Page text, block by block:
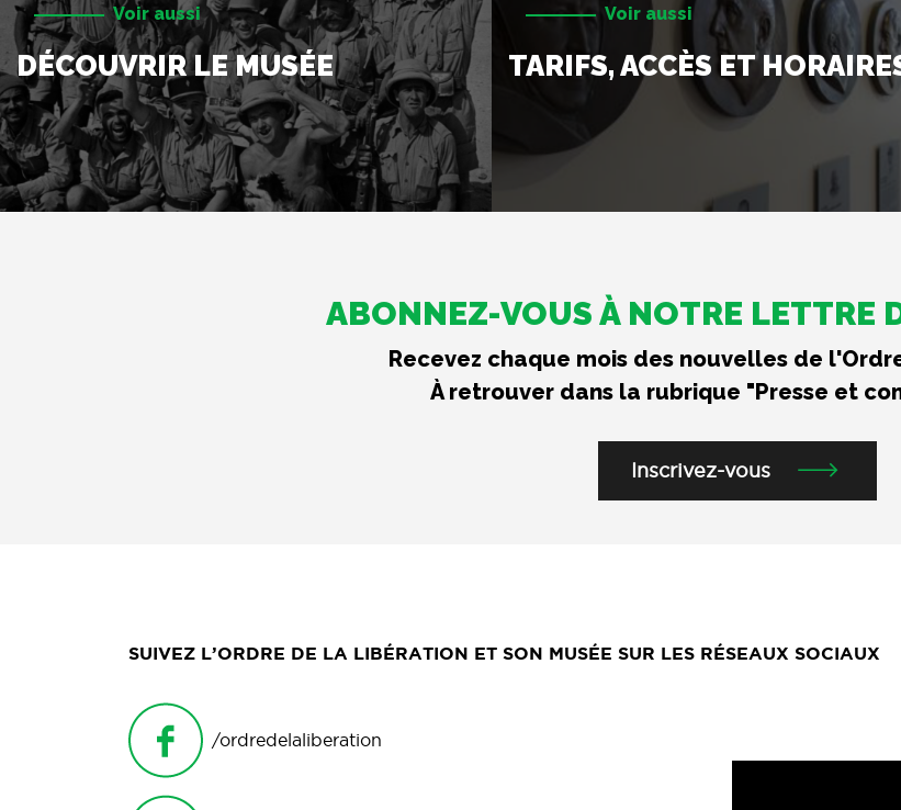
Voir aussi
DÉCOUVRIR LE MUSÉE
Voir aussi
TARIFS, ACCÈS ET
ABONNEZ-VOUS À NOTRE LETTRE
Recevez chaque mois des nouvelles de
À retrouver dans la rubrique "Presse et
Inscrivez-vous
SUIVEZ L’ORDRE DE LA LIBÉRATION ET SON MUSÉE SUR LES RÉSEAUX SOCIAUX
/ordredelaliberation